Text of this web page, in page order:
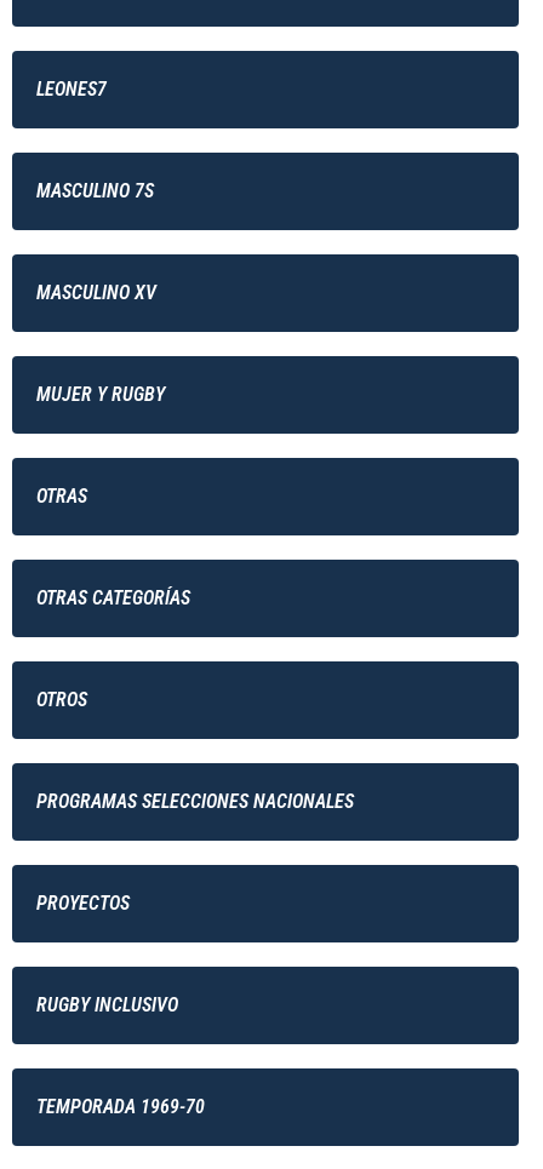
LEONES7
MASCULINO 7S
MASCULINO XV
MUJER Y RUGBY
OTRAS
OTRAS CATEGORÍAS
OTROS
PROGRAMAS SELECCIONES NACIONALES
PROYECTOS
RUGBY INCLUSIVO
TEMPORADA 1969-70